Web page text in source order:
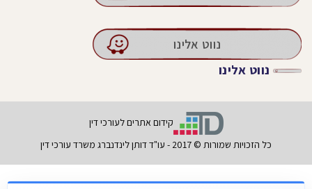
נווט אלינו
נווט אלינו
קידום אתרים לעורכי דין
כל הזכויות שמורות © 2017 - עו"ד דותן לינדנברג משרד עורכי דין